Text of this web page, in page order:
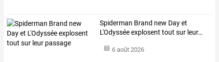
Spiderman Brand new Dayet
L'Odysséeexplosent tout sur leur…
6 août 2026